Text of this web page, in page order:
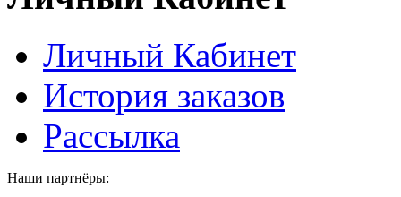
Личный Кабинет
История заказов
Рассылка
Наши партнёры: